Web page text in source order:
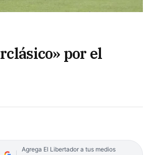
por el
Agrega El Libertador a tus medios